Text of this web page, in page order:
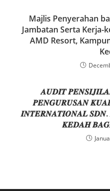
Majlis Penyerahan
Jambatan Serta
AMD Resort,
𝑨𝑼𝑫𝑰𝑻
𝑷𝑬𝑵𝑮𝑼𝑹𝑼𝑺𝑨𝑵
𝑰𝑵𝑻𝑬𝑹𝑵𝑨𝑻𝑰𝑶𝑵𝑨𝑳 𝑺𝑫𝑵.
𝑲𝑬𝑫𝑨𝑯